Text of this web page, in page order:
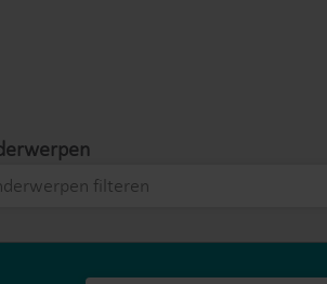
Meer over onze oplossingen
filteren